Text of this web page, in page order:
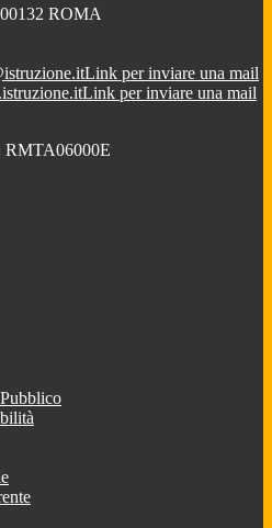
ROMA
Link per inviare una mail
Link per inviare una mail
RMTA06000E